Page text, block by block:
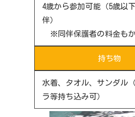
4歳から参加可能（5歳以
伴）
※同伴保護者の料金もか
持ち物
水着、タオル、サンダル
ラ等持ち込み可）